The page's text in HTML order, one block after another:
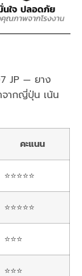
JP — ยาง
จากญี่ปุ่น เน้น
คะแนน
⭐⭐⭐⭐⭐
⭐⭐⭐⭐⭐
⭐⭐⭐
⭐⭐⭐